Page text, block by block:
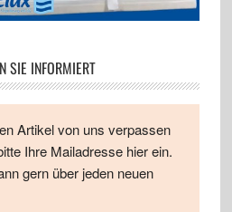
SIE INFORMIERT
Artikel von uns verpassen
Ihre Mailadresse hier ein.
gern über jeden neuen